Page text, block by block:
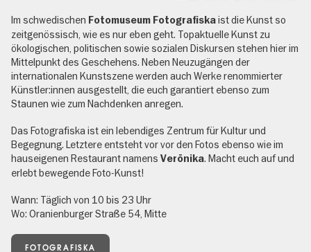
Im schwedischen Fotomuseum Fotografiskaist die Kunst so
zeitgenössisch, wie es nur eben geht. Topaktuelle Kunst zu
ökologischen, politischen sowie sozialen Diskursen stehen hier im
Mittelpunkt des Geschehens. Neben Neuzugängen der
internationalen Kunstszene werden auch Werke renommierter
Künstler:innen ausgestellt, die euch garantiert ebenso zum
Staunen wie zum Nachdenken anregen.
Das Fotografiska ist ein lebendiges Zentrum für Kultur und
Begegnung. Letztere entsteht vor vor den Fotos ebenso wie im
hauseigenen Restaurant namens Verōnika. Macht euch auf und
erlebt bewegende Foto-Kunst!
Wann: Täglich von 10 bis 23 Uhr
Wo: Oranienburger Straße 54, Mitte
FOTOGRAFISKA